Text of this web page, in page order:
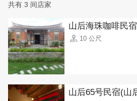
共有 3 间店家
山后海珠咖啡民宿
10 公尺
山后65号民宿(山